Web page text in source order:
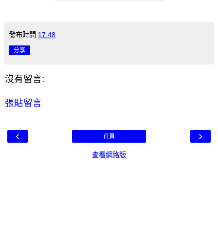
發布時間 17:48
分享
沒有留言:
張貼留言
‹ ›
首頁
查看網路版